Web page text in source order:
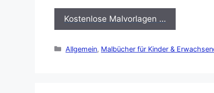
Kostenlose Malvorlagen …
Kategorien
Allgemein, Malbücher für Kinder &